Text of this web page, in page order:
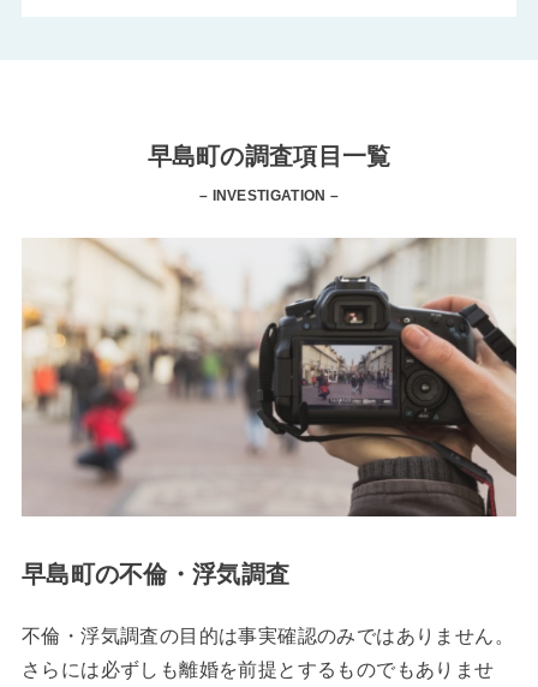
早島町の調査項目一覧
– INVESTIGATION –
早島町の不倫・浮気調査
不倫・浮気調査の目的は事実確認のみではありません。
さらには必ずしも離婚を前提とするものでもありませ